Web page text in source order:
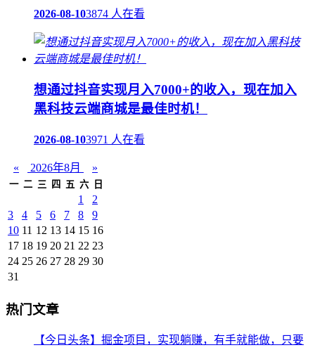
2026-08-103874 人在看
想通过抖音实现月入7000+的收入，现在加入
黑科技云端商城是最佳时机！
2026-08-103971 人在看
« 2026年8月 »
一 二 三 四 五 六 日
1
2
3
4 5 6 7 8
9
10 11 12 13 14 15 16
17 18 19 20 21 22 23
24 25 26 27 28 29 30
31
热门文章
【今日头条】掘金项目，实现躺赚，有手就能做，只要